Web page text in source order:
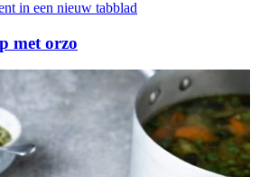
in een nieuw tabblad
met orzo